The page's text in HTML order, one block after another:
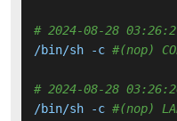
# 2024-08-28
/bin/sh -c #(nop)
# 2024-08-28
/bin/sh -c #(nop)